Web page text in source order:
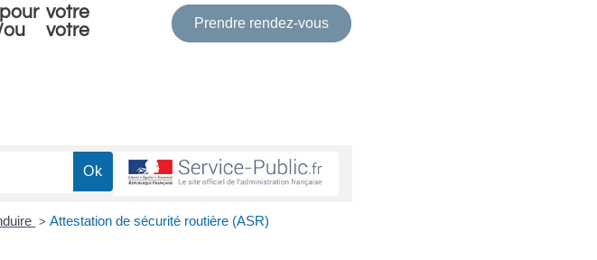
votre
votre
Prendre rendez-vous
> Attestation de sécurité routière (ASR)